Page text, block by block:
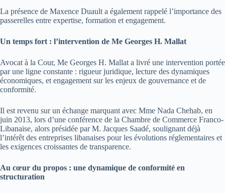
La présence de Maxence Duault a également rappelé l’importance des
passerelles entre expertise, formation et engagement.
Un temps fort : l’intervention de Me Georges H. Mallat
Avocat à la Cour, Me Georges H. Mallat a livré une intervention portée
par une ligne constante : rigueur juridique, lecture des dynamiques
économiques, et engagement sur les enjeux de gouvernance et de
conformité.
Il est revenu sur un échange marquant avec Mme Nada Chehab, en
juin 2013, lors d’une conférence de la Chambre de Commerce Franco-
Libanaise, alors présidée par M. Jacques Saadé, soulignant déjà
l’intérêt des entreprises libanaises pour les évolutions réglementaires et
les exigences croissantes de transparence.
Au cœur du propos : une dynamique de conformité en
structuration